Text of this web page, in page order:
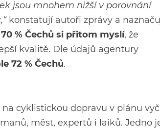
jsou mnohem nižší v porovnání
konstatují autoři zprávy a
70 % Čechů si přitom myslí, že
kvalitě. Dle údajů agentury
72 % Čechů.
cyklistickou dopravu v plánu
měst, expertů i laiků. Jedno